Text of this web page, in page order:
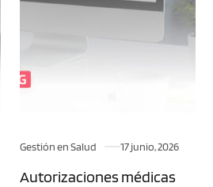
Gestión en Salud 17 junio, 2026
Autorizaciones médicas